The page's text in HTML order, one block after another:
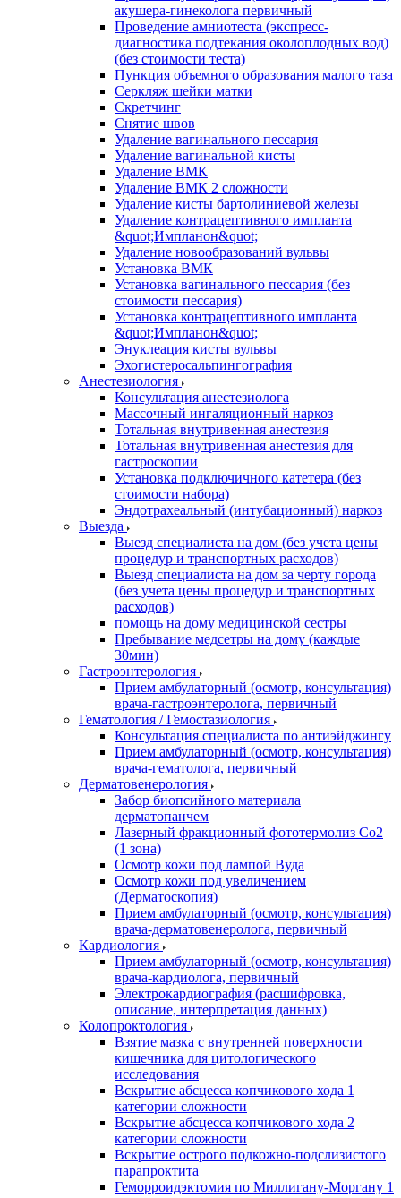
акушера-гинеколога первичный
Проведение амниотеста (экспресс-
диагностика подтекания околоплодных вод)
(без стоимости теста)
Пункция объемного образования малого таза
Серкляж шейки матки
Скретчинг
Снятие швов
Удаление вагинального пессария
Удаление вагинальной кисты
Удаление ВМК
Удаление ВМК 2 сложности
Удаление кисты бартолиниевой железы
Удаление контрацептивного импланта
&quot;Импланон&quot;
Удаление новообразований вульвы
Установка ВМК
Установка вагинального пессария (без
стоимости пессария)
Установка контрацептивного импланта
&quot;Импланон&quot;
Энуклеация кисты вульвы
Эхогистеросальпингография
Анестезиология
Консультация анестезиолога
Массочный ингаляционный наркоз
Тотальная внутривенная анестезия
Тотальная внутривенная анестезия для
гастроскопии
Установка подключичного катетера (без
стоимости набора)
Эндотрахеальный (интубационный) наркоз
Выезда
Выезд специалиста на дом (без учета цены
процедур и транспортных расходов)
Выезд специалиста на дом за черту города
(без учета цены процедур и транспортных
расходов)
помощь на дому медицинской сестры
Пребывание медсетры на дому (каждые
30мин)
Гастроэнтерология
Прием амбулаторный (осмотр, консультация)
врача-гастроэнтеролога, первичный
Гематология / Гемостазиология
Консультация специалиста по антиэйджингу
Прием амбулаторный (осмотр, консультация)
врача-гематолога, первичный
Дерматовенерология
Забор биопсийного материала
дерматопанчем
Лазерный фракционный фототермолиз Со2
(1 зона)
Осмотр кожи под лампой Вуда
Осмотр кожи под увеличением
(Дерматоскопия)
Прием амбулаторный (осмотр, консультация)
врача-дерматовенеролога, первичный
Кардиология
Прием амбулаторный (осмотр, консультация)
врача-кардиолога, первичный
Электрокардиография (расшифровка,
описание, интерпретация данных)
Колопроктология
Взятие мазка с внутренней поверхности
кишечника для цитологического
исследования
Вскрытие абсцесса копчикового хода 1
категории сложности
Вскрытие абсцесса копчикового хода 2
категории сложности
Вскрытие острого подкожно-подслизистого
парапроктита
Геморроидэктомия по Миллигану-Моргану 1